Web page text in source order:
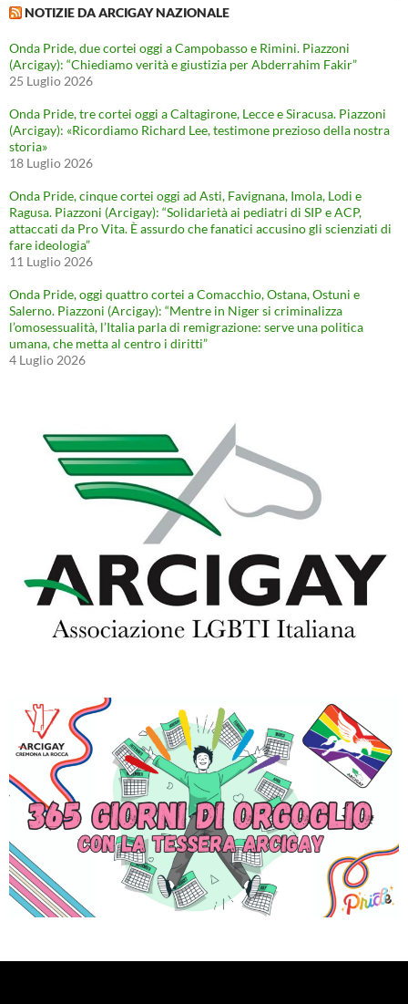
NOTIZIE DA ARCIGAY NAZIONALE
Onda Pride, due cortei oggi a Campobasso e Rimini. Piazzoni
(Arcigay): “Chiediamo verità e giustizia per Abderrahim Fakir”
25 Luglio 2026
Onda Pride, tre cortei oggi a Caltagirone, Lecce e Siracusa. Piazzoni
(Arcigay): «Ricordiamo Richard Lee, testimone prezioso della nostra
storia»
18 Luglio 2026
Onda Pride, cinque cortei oggi ad Asti, Favignana, Imola, Lodi e
Ragusa. Piazzoni (Arcigay): “Solidarietà ai pediatri di SIP e ACP,
attaccati da Pro Vita. È assurdo che fanatici accusino gli scienziati di
fare ideologia”
11 Luglio 2026
Onda Pride, oggi quattro cortei a Comacchio, Ostana, Ostuni e
Salerno. Piazzoni (Arcigay): “Mentre in Niger si criminalizza
l’omosessualità, l’Italia parla di remigrazione: serve una politica
umana, che metta al centro i diritti”
4 Luglio 2026